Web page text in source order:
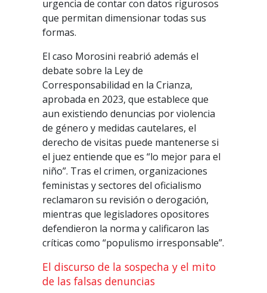
urgencia de contar con datos rigurosos
que permitan dimensionar todas sus
formas.
El caso Morosini reabrió además el
debate sobre la Ley de
Corresponsabilidad en la Crianza,
aprobada en 2023, que establece que
aun existiendo denuncias por violencia
de género y medidas cautelares, el
derecho de visitas puede mantenerse si
el juez entiende que es “lo mejor para el
niño”. Tras el crimen, organizaciones
feministas y sectores del oficialismo
reclamaron su revisión o derogación,
mientras que legisladores opositores
defendieron la norma y calificaron las
críticas como “populismo irresponsable”.
El discurso de la sospecha y el mito
de las falsas denuncias